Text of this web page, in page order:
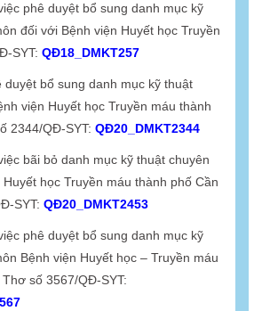
phê duyệt bổ sung danh mục kỹ
đối với Bệnh viện Huyết học Truyền
SYT: QĐ18_DMKT257
duyệt bổ sung danh mục kỹ thuật
viện Huyết học Truyền máu thành
2344/QĐ-SYT: QĐ20_DMKT2344
bãi bỏ danh mục kỹ thuật chuyên
học Truyền máu thành phố Cần
SYT: QĐ20_DMKT2453
phê duyệt bổ sung danh mục kỹ
Bệnh viện Huyết học – Truyền máu
số 3567/QĐ-SYT: